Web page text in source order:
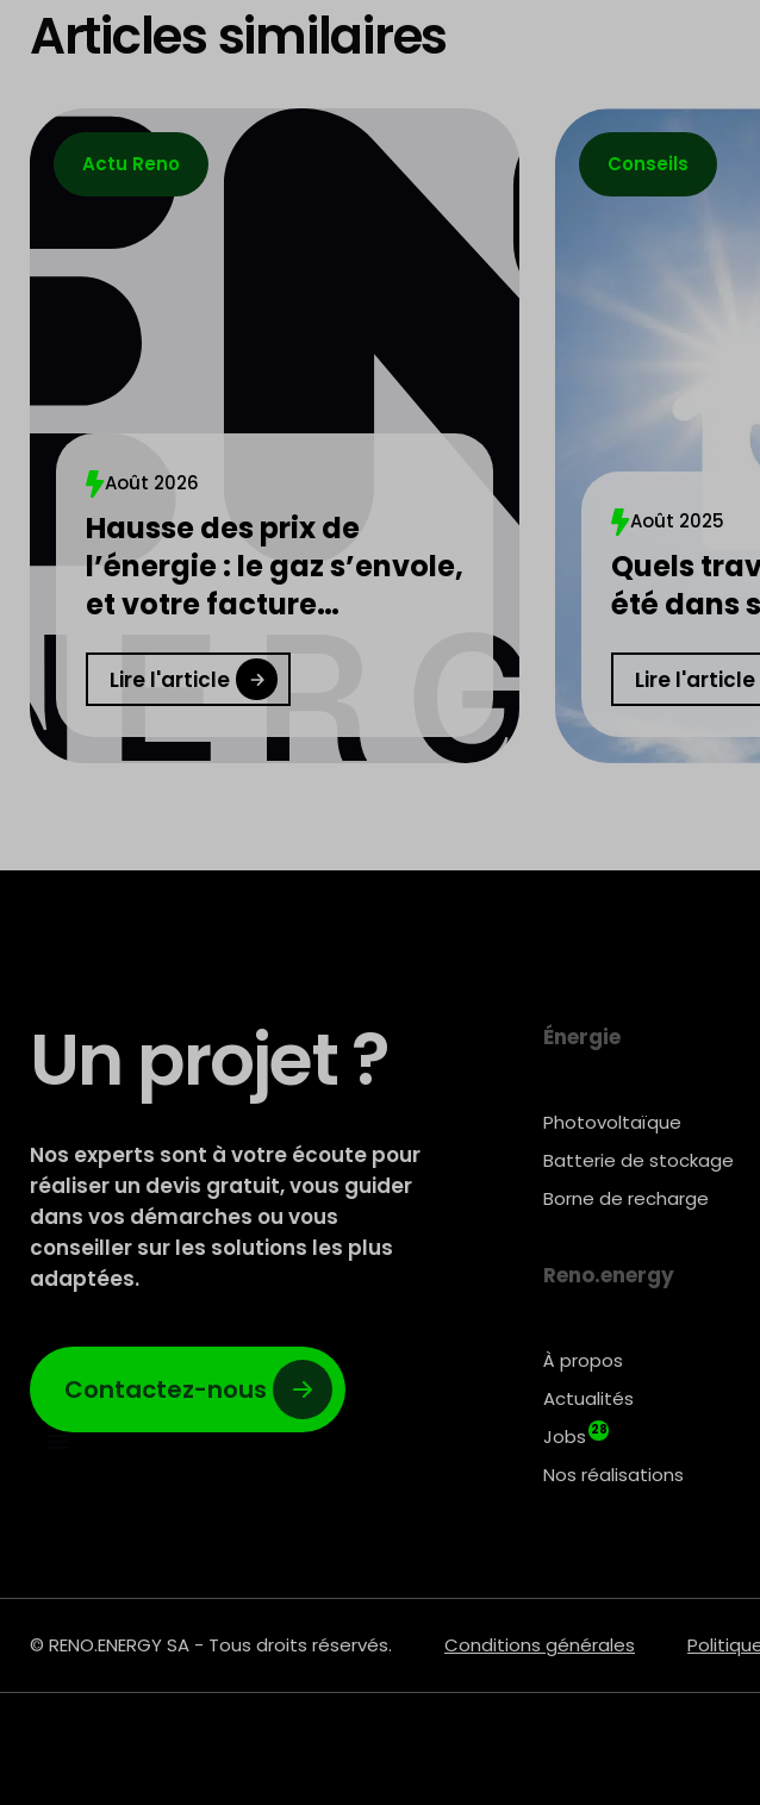
Articles similaires
Actu Reno
Août 2026
Hausse des prix de
l’énergie : le gaz s’envole,
et votre facture
d’électricité aussi
Lire l'article
Conseils
Août 2025
Quels
été dans
Lire l'article
Un projet ?
Nos experts sont à votre écoute pour
réaliser un devis gratuit, vous guider
dans vos démarches ou vous
conseiller sur les solutions les plus
adaptées.
Contactez-nous
Énergie
Photovoltaïque
Batterie de stockage
Borne de recharge
Reno.energy
À propos
Actualités
Jobs 28
Nos réalisations
© RENO.ENERGY SA - Tous droits réservés. Conditions générales